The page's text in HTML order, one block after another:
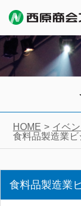
HOME
イベ
食料品製造業
食料品製造業